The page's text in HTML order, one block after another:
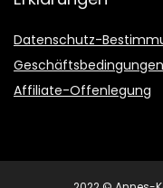
Datenschutz-
Geschäftsbedingungen
Affiliate-Offenlegung